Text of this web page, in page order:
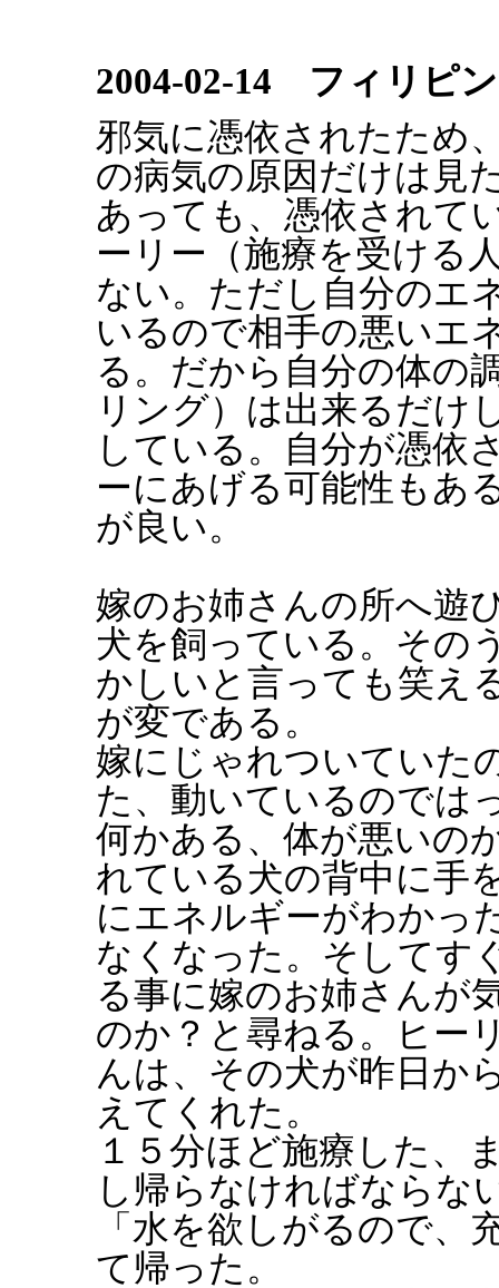
2004-02-14 フィリピ
邪気に憑依されたため
の病気の原因だけは見
あっても、憑依されて
ーリー（施療を受ける
ない。ただし自分のエ
いるので相手の悪いエ
る。だから自分の体の
リング）は出来るだけ
している。自分が憑依
ーにあげる可能性もあ
が良い。
嫁のお姉さんの所へ遊
犬を飼っている。その
かしいと言っても笑え
が変である。
嫁にじゃれついていた
た、動いているのでは
何かある、体が悪いの
れている犬の背中に手
にエネルギーがわかっ
なくなった。そしてす
る事に嫁のお姉さんが
のか？と尋ねる。ヒー
んは、その犬が昨日か
えてくれた。
１５分ほど施療した、
し帰らなければならな
「水を欲しがるので、
て帰った。